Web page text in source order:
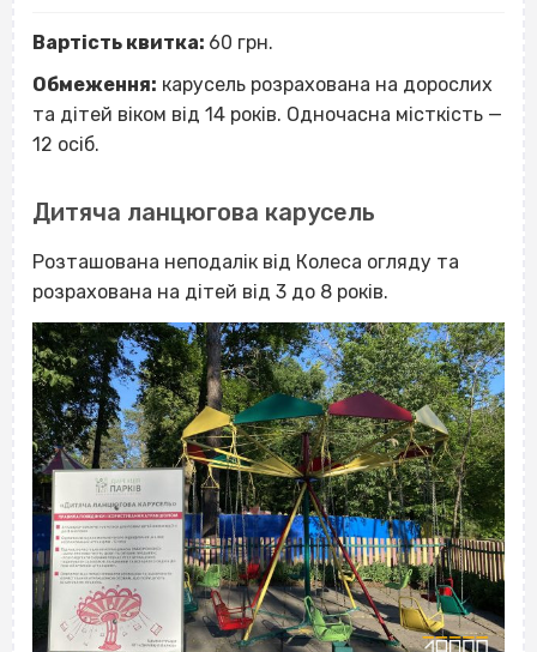
Вартість квитка: 60 грн.
Обмеження: карусель розрахована на дорослих
та дітей віком від 14 років. Одночасна місткість —
12 осіб.
Дитяча ланцюгова карусель
Розташована неподалік від Колеса огляду та
розрахована на дітей від 3 до 8 років.